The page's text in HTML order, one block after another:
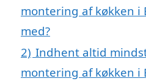
montering af køkken
med?
2) Indhent altid
montering af køkken